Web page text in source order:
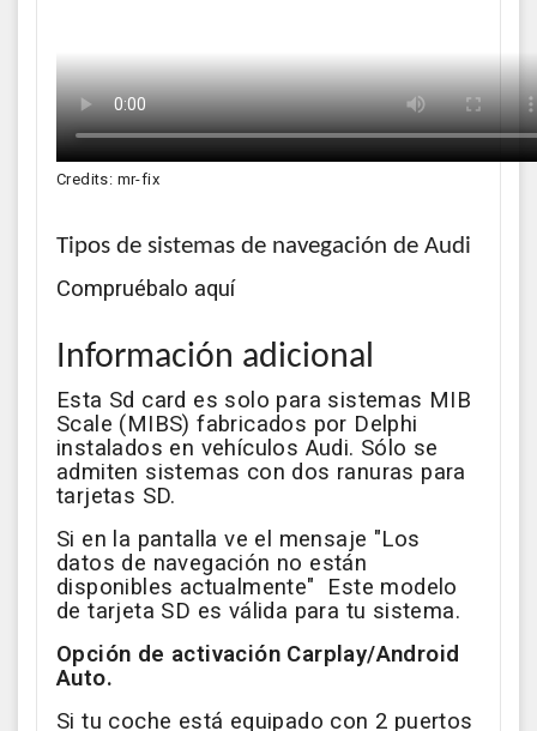
Credits: mr-fix
Tipos de sistemas de navegación de Audi
Compruébalo aquí
Información adicional
Esta Sd card es solo para sistemas MIB
Scale (MIBS) fabricados por Delphi
instalados en vehículos Audi. Sólo se
admiten sistemas con dos ranuras para
tarjetas SD.
Si en la pantalla ve el mensaje "Los
datos de navegación no están
disponibles actualmente" Este modelo
de tarjeta SD es válida para tu sistema.
Opción de activación Carplay/Android
Auto.
Si tu coche está equipado con 2 puertos